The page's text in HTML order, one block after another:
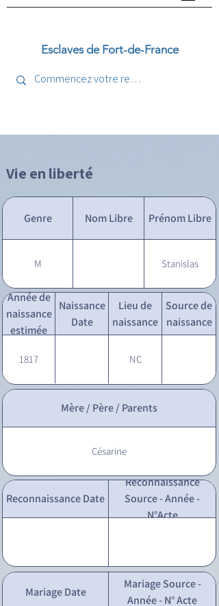
Esclaves de Fort-de-France
Vie en liberté
Genre Nom Libre Prénom Libre
M Stanislas
Année de
naissance
estimée
Naissance
Date
Lieu de
naissance
Source de
naissance
1817 NC
Mère / Père / Parents
Césarine
Reconnaissance Date
Reconnaissance
Source - Année -
N°Acte
Mariage Date
Mariage Source -
Année - N° Acte